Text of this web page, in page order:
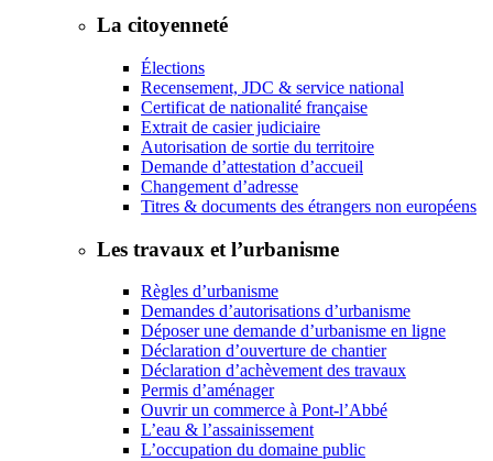
La citoyenneté
Élections
Recensement, JDC & service national
Certificat de nationalité française
Extrait de casier judiciaire
Autorisation de sortie du territoire
Demande d’attestation d’accueil
Changement d’adresse
Titres & documents des étrangers non européens
Les travaux et l’urbanisme
Règles d’urbanisme
Demandes d’autorisations d’urbanisme
Déposer une demande d’urbanisme en ligne
Déclaration d’ouverture de chantier
Déclaration d’achèvement des travaux
Permis d’aménager
Ouvrir un commerce à Pont-l’Abbé
L’eau & l’assainissement
L’occupation du domaine public